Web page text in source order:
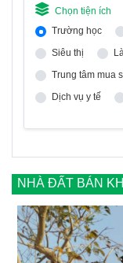
Chọn tiện ích
Trường học
Siêu thị
Trung tâm mua
Dịch vụ y tế
NHÀ ĐẤT BÁN